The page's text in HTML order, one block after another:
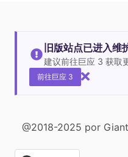
旧版站点已进入维
建议前往巨应 3 获取
前往巨应 3
@2018-2025 por